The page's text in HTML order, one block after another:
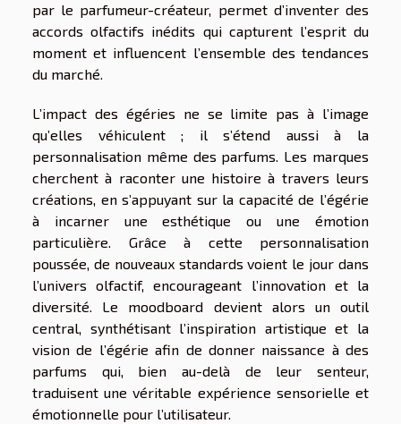
par le parfumeur-créateur, permet d’inventer des
accords olfactifs inédits qui capturent l’esprit du
moment et influencent l’ensemble des tendances
du marché.
L’impact des égéries ne se limite pas à l’image
qu’elles véhiculent ; il s’étend aussi à la
personnalisation même des parfums. Les marques
cherchent à raconter une histoire à travers leurs
créations, en s’appuyant sur la capacité de l’égérie
à incarner une esthétique ou une émotion
particulière. Grâce à cette personnalisation
poussée, de nouveaux standards voient le jour dans
l’univers olfactif, encourageant l’innovation et la
diversité. Le moodboard devient alors un outil
central, synthétisant l’inspiration artistique et la
vision de l’égérie afin de donner naissance à des
parfums qui, bien au-delà de leur senteur,
traduisent une véritable expérience sensorielle et
émotionnelle pour l’utilisateur.